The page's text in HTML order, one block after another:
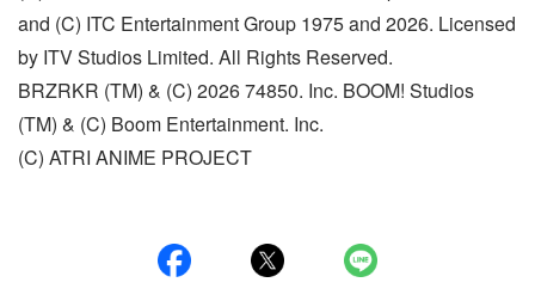
and (C) ITC Entertainment Group 1975 and 2026. Licensed
by ITV Studios Limited. All Rights Reserved.
BRZRKR (TM) & (C) 2026 74850. Inc. BOOM! Studios
(TM) & (C) Boom Entertainment. Inc.
(C) ATRI ANIME PROJECT